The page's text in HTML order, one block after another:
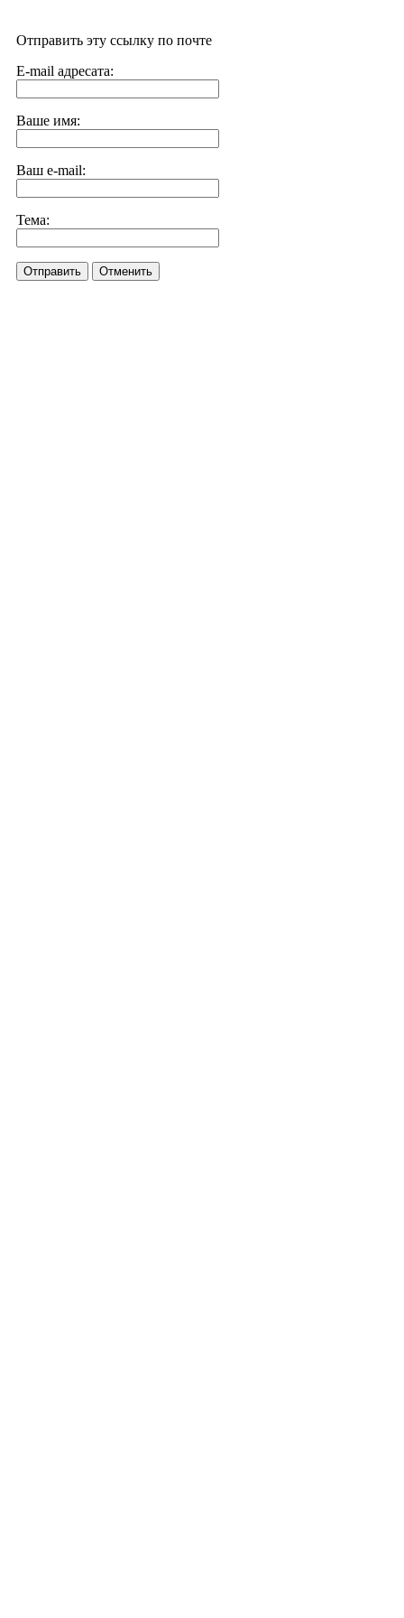
Отправить эту ссылку по почте
E-mail адресата:
Ваше имя:
Ваш e-mail:
Тема:
Отправить Отменить